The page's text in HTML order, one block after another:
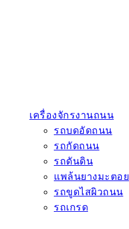
เครื่องจักรงานถนน
รถบดอัดถนน
รถกัดถนน
รถดันดิน
แพล้นยางมะตอย
รถขูดไสผิวถนน
รถเกรด